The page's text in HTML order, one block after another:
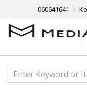
060641641